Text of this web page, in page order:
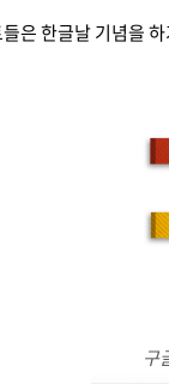
은 한글날 기념을
구